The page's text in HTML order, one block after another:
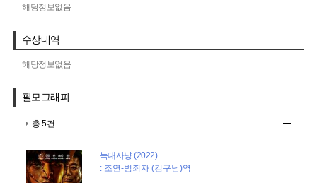
해당정보없음
수상내역
해당정보없음
필모그래피
총 5건
늑대사냥 (2022)
: 조연-범죄자 (김구남)역